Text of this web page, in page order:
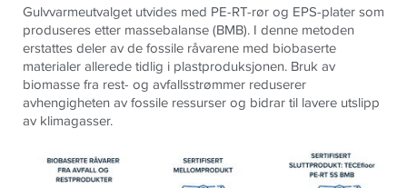
Gulvvarmeutvalget utvides med PE-RT-rør og EPS-plater som
produseres etter massebalanse (BMB). I denne metoden
erstattes deler av de fossile råvarene med biobaserte
materialer allerede tidlig i plastproduksjonen. Bruk av
biomasse fra rest- og avfallsstrømmer reduserer
avhengigheten av fossile ressurser og bidrar til lavere utslipp
av klimagasser.